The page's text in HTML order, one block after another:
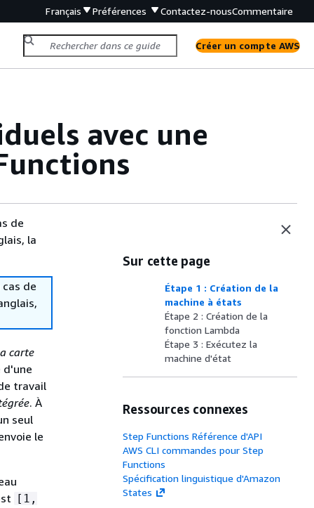
Français Préférences Contactez-nousCommentaire
Créer un compte AWS
avec une
de
la
de
carte
d'une
travail
. À
seul
le
[1,
Sur cette page
Étape 1 : Création de la
machine à états
Étape 2 : Création de la
fonction Lambda
Étape 3 : Exécutez la
machine d'état
Ressources connexes
Step Functions Référence d'API
AWS CLI commandes pour Step
Functions
Spécification linguistique d'Amazon
States